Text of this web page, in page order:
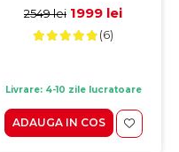
MDF alb lucios si gri mat,
2549 lei 1999 lei
(6)
Livrare: 4-10 zile lucratoare
ADAUGA IN COS